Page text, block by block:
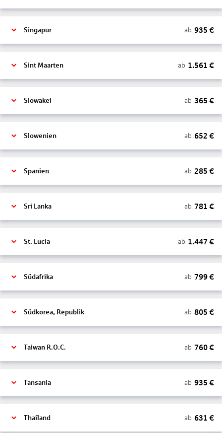
Singapur ab 935 €
Sint Maarten ab 1.561 €
Slowakei ab 365 €
Slowenien ab 652 €
Spanien ab 285 €
Sri Lanka ab 781 €
St. Lucia ab 1.447 €
Südafrika ab 799€
Südkorea, Republik ab 805 €
Taiwan R.O.C. ab 760€
Tansania ab 935 €
Thailand ab 631 €